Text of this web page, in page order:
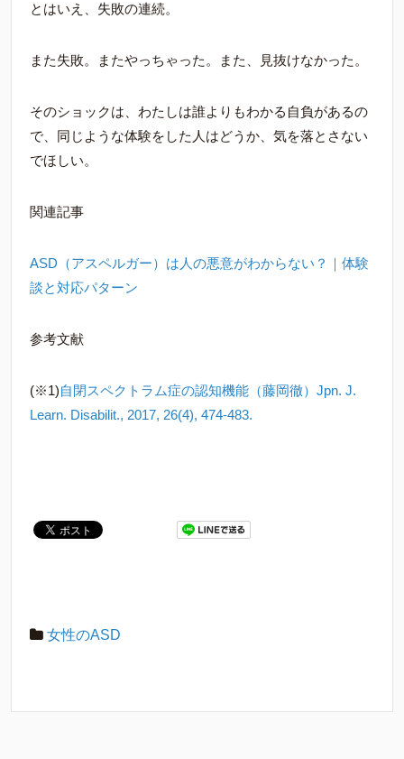
とはいえ、失敗の連続。
また失敗。またやっちゃった。また、見抜けなかった。
そのショックは、わたしは誰よりもわかる自負があるの
で、同じような体験をした人はどうか、気を落とさない
でほしい。
関連記事
ASD（アスペルガー）は人の悪意がわからない？｜体験
談と対応パターン
参考文献
(※1)自閉スペクトラム症の認知機能（藤岡徹）Jpn. J.
Learn. Disabilit., 2017, 26(4), 474-483.
女性のASD